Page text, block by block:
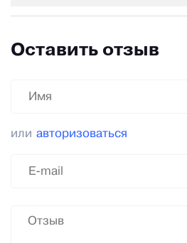
Оставить отзыв
или авторизоваться